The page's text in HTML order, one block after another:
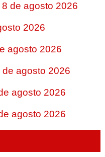
de agosto 2026
2026
agosto 2026
agosto 2026
agosto 2026
agosto 2026